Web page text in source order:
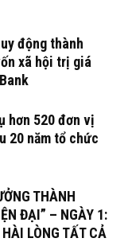
động thành
xã hội trị giá
hơn 520 đơn vị
20 năm tổ chức
THÀNH
ĐẠI” – NGÀY 1:
LÒNG TẤT CẢ